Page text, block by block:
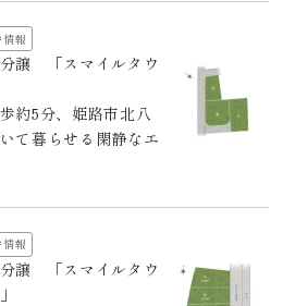
報
分譲 「スマイルタウ
約5分、姫路市北八
て暮らせる閑静なエ
報
分譲 「スマイルタウ